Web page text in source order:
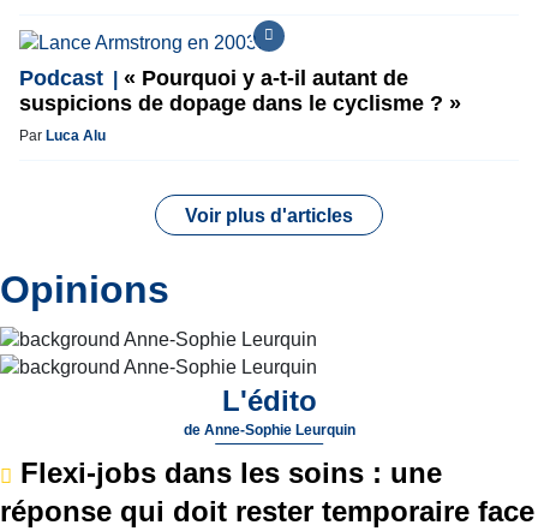
Podcast
« Pourquoi y a-t-il autant de
suspicions de dopage dans le cyclisme ? »
Par Luca Alu
Voir plus d'articles
Opinions
L'édito
de Anne-Sophie Leurquin
Flexi-jobs dans les soins : une
réponse qui doit rester temporaire face